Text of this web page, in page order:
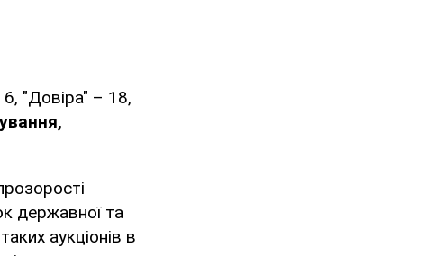
6, "Довіра" – 18,
державної та
аукціонів в